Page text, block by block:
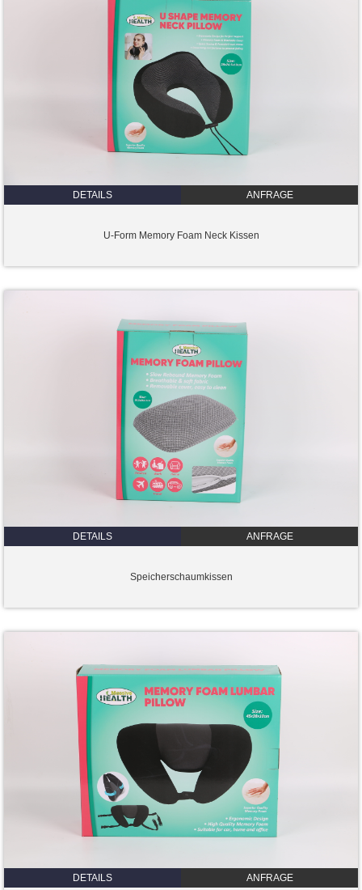
DETAILS ANFRAGE
U-Form Memory Foam Neck Kissen
DETAILS ANFRAGE
Speicherschaumkissen
DETAILS ANFRAGE